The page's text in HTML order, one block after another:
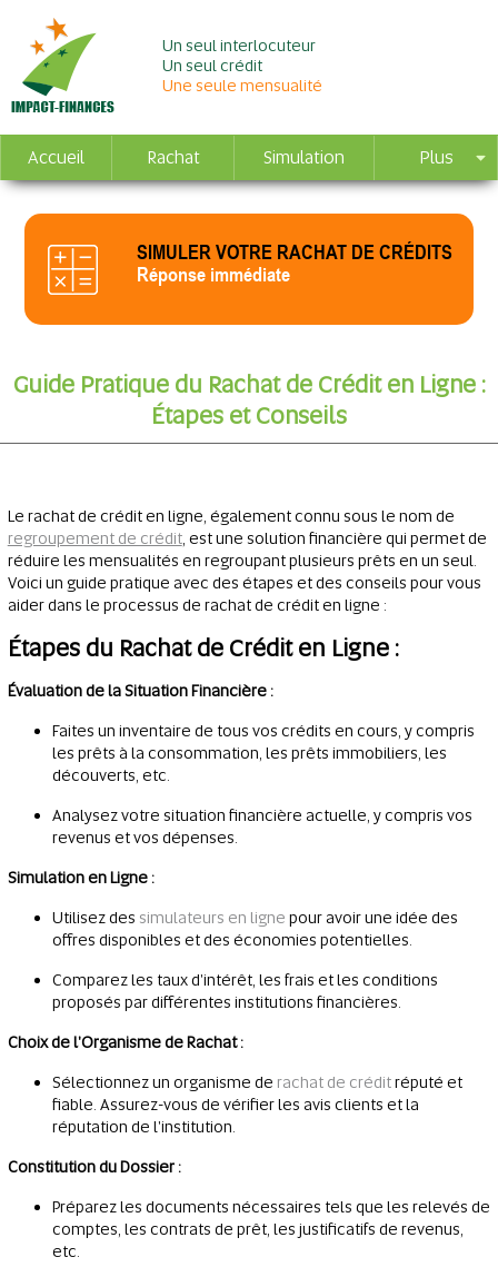
Un seul interlocuteur
Un seul crédit
Une seule mensualité
Accueil Rachat Simulation Plus
SIMULER VOTRE RACHAT DE CRÉDITS
Réponse immédiate
Guide Pratique du Rachat de Crédit en Ligne :
Étapes et Conseils
Le rachat de crédit en ligne, également connu sous le nom de
regroupement de crédit, est une solution financière qui permet de
réduire les mensualités en regroupant plusieurs prêts en un seul.
Voici un guide pratique avec des étapes et des conseils pour vous
aider dans le processus de rachat de crédit en ligne :
Étapes du Rachat de Crédit en Ligne :
Évaluation de la Situation Financière :
Faites un inventaire de tous vos crédits en cours, y compris
les prêts à la consommation, les prêts immobiliers, les
découverts, etc.
Analysez votre situation financière actuelle, y compris vos
revenus et vos dépenses.
Simulation en Ligne :
Utilisez des simulateurs en ligne pour avoir une idée des
offres disponibles et des économies potentielles.
Comparez les taux d'intérêt, les frais et les conditions
proposés par différentes institutions financières.
Choix de l'Organisme de Rachat :
Sélectionnez un organisme de rachat de créditréputé et
fiable. Assurez-vous de vérifier les avis clients et la
réputation de l'institution.
Constitution du Dossier :
Préparez les documents nécessaires tels que les relevés de
comptes, les contrats de prêt, les justificatifs de revenus,
etc.